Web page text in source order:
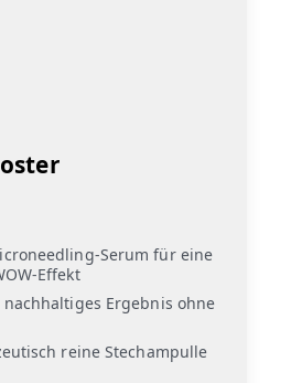
Serum für eine
Effekt
Ergebnis ohne
reine Stechampulle